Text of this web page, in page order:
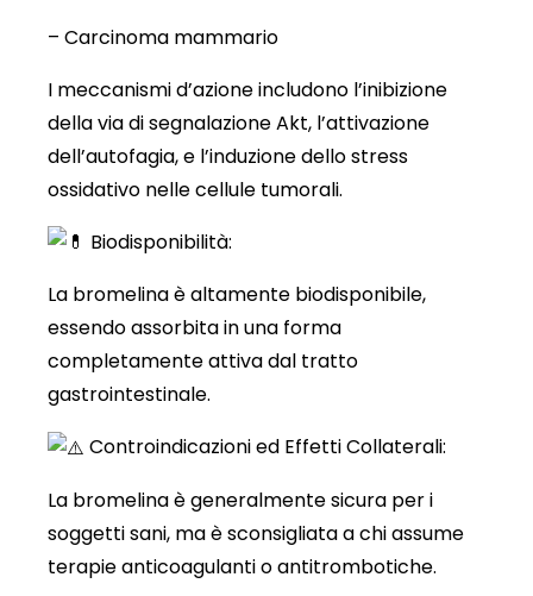
– Carcinoma mammario
I meccanismi d’azione includono l’inibizione
della via di segnalazione Akt, l’attivazione
dell’autofagia, e l’induzione dello stress
ossidativo nelle cellule tumorali.
Biodisponibilità:
La bromelina è altamente biodisponibile,
essendo assorbita in una forma
completamente attiva dal tratto
gastrointestinale.
Controindicazioni ed Effetti Collaterali:
La bromelina è generalmente sicura per i
soggetti sani, ma è sconsigliata a chi assume
terapie anticoagulanti o antitrombotiche.